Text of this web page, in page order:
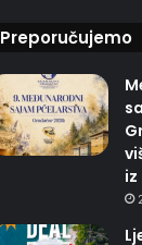
Preporučujemo